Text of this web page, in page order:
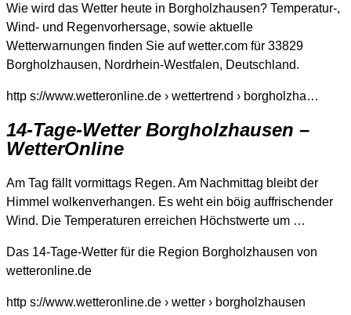
Wie wird das Wetter heute in Borgholzhausen? Temperatur-,
Wind- und Regenvorhersage, sowie aktuelle
Wetterwarnungen finden Sie auf wetter.com für 33829
Borgholzhausen, Nordrhein-Westfalen, Deutschland.
http s://www.wetteronline.de › wettertrend › borgholzha…
14-Tage-Wetter Borgholzhausen –
WetterOnline
Am Tag fällt vormittags Regen. Am Nachmittag bleibt der
Himmel wolkenverhangen. Es weht ein böig auffrischender
Wind. Die Temperaturen erreichen Höchstwerte um …
Das 14-Tage-Wetter für die Region Borgholzhausen von
wetteronline.de
http s://www.wetteronline.de › wetter › borgholzhausen